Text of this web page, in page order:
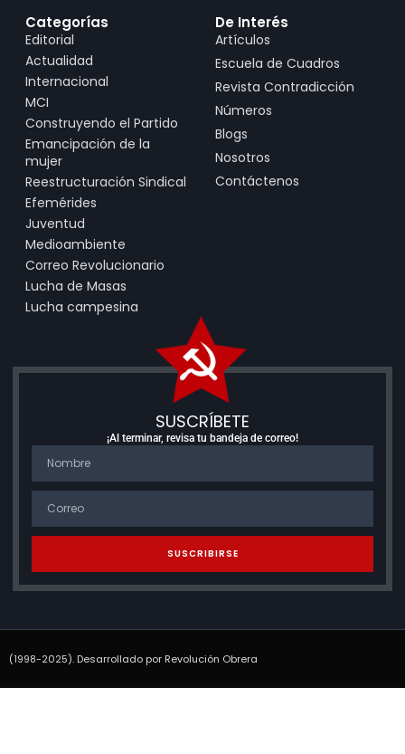
Categorías
Editorial
Actualidad
Internacional
MCI
Construyendo el Partido
Emancipación de la
mujer
Reestructuración Sindical
Efemérides
Juventud
Medioambiente
Correo Revolucionario
Lucha de Masas
Lucha campesina
De Interés
Artículos
Escuela de Cuadros
Revista Contradicción
Números
Blogs
Nosotros
Contáctenos
SUSCRÍBETE
¡Al terminar, revisa tu bandeja de correo!
SUSCRIBIRSE
(1998-2025). Desarrollado por Revolución Obrera